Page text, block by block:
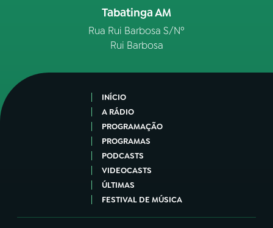
Tabatinga AM
Rua Rui Barbosa S/Nº
Rui Barbosa
INÍCIO
A RÁDIO
PROGRAMAÇÃO
PROGRAMAS
PODCASTS
VIDEOCASTS
ÚLTIMAS
FESTIVAL DE MÚSICA